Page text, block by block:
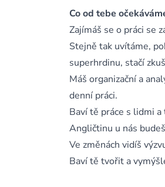
Co od tebe
Zajímáš se o práci se
Stejně tak uvítáme,
superhrdinu, stačí
Máš organizační a
denní práci.
Baví tě práce s lidmi
Angličtinu u nás
Ve změnách vidíš
Baví tě tvořit a